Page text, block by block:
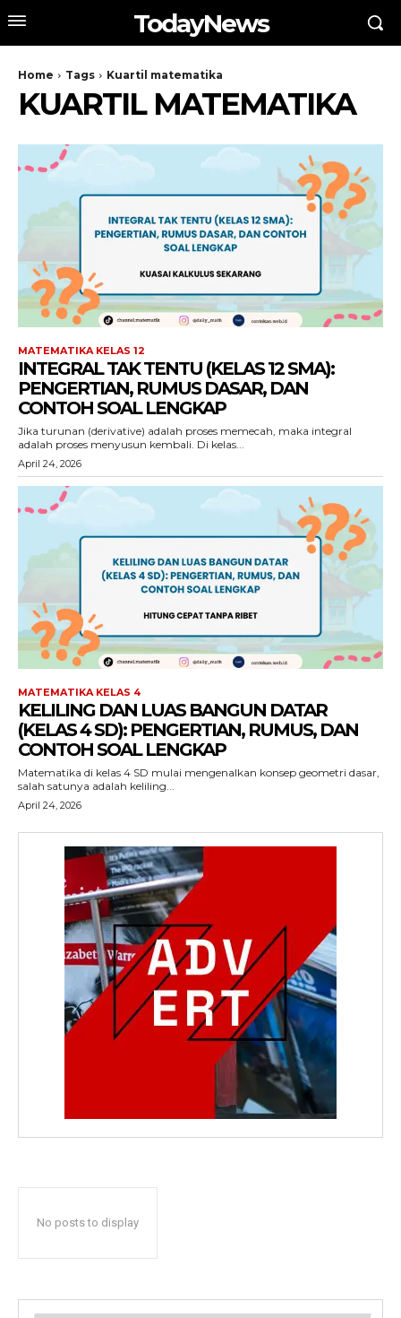
TodayNews
Home Tags Kuartil matematika
KUARTIL MATEMATIKA
MATEMATIKA KELAS 12
INTEGRAL TAK TENTU (KELAS 12 SMA):
PENGERTIAN, RUMUS DASAR, DAN
CONTOH SOAL LENGKAP
Jika turunan (derivative) adalah proses memecah, maka integral
adalah proses menyusun kembali. Di kelas...
April 24, 2026
MATEMATIKA KELAS 4
KELILING DAN LUAS BANGUN DATAR
(KELAS 4 SD): PENGERTIAN, RUMUS, DAN
CONTOH SOAL LENGKAP
Matematika di kelas 4 SD mulai mengenalkan konsep geometri dasar,
salah satunya adalah keliling...
April 24, 2026
No posts to display